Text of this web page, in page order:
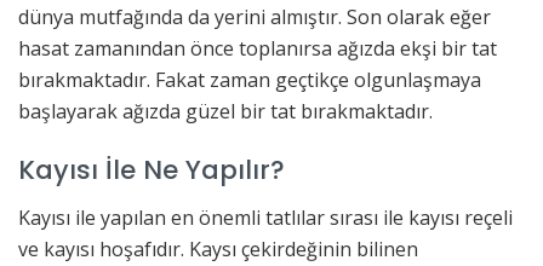
dünya mutfağında da yerini almıştır. Son olarak eğer
hasat zamanından önce toplanırsa ağızda ekşi bir tat
bırakmaktadır. Fakat zaman geçtikçe olgunlaşmaya
başlayarak ağızda güzel bir tat bırakmaktadır.
Kayısı İle Ne Yapılır?
Kayısı ile yapılan en önemli tatlılar sırası ile kayısı reçeli
ve kayısı hoşafıdır. Kaysı çekirdeğinin bilinen